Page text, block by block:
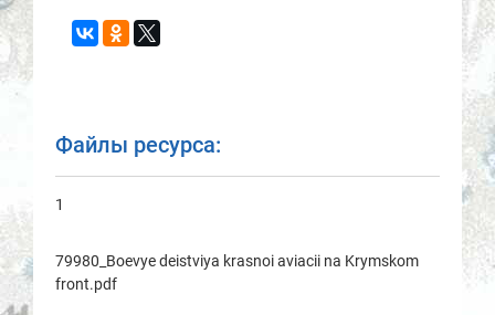
Файлы ресурса:
1
79980_Boevye deistviya krasnoi aviacii na Krymskom
front.pdf